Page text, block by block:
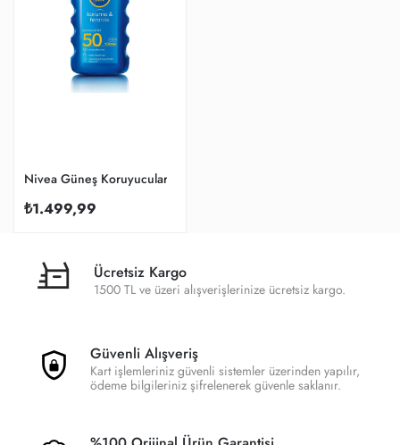
Nivea Güneş Koruyucular
₺1.499,99
Ücretsiz Kargo
1500 TL ve üzeri alışverişlerinize ücretsiz kargo.
Güvenli Alışveriş
Kart işlemleriniz güvenli sistemler üzerinden yapılır,
ödeme bilgileriniz şifrelenerek güvenle saklanır.